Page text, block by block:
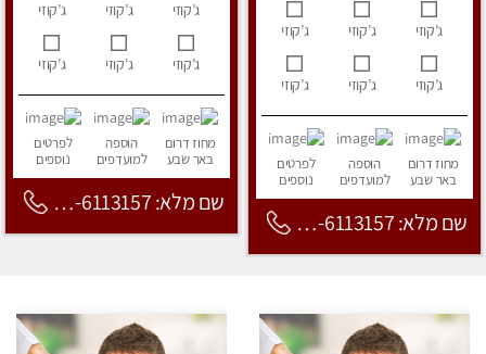
ג’קוזי ג’קוזי ג’קוזי
ג’קוזי ג’קוזי ג’קוזי
מחוז דרום
באר שבע
הוספה
למועדפים
לפרטים
נוספים
שם מלא: 053-6113157
ג’קוזי ג’קוזי ג’קוזי
ג’קוזי ג’קוזי ג’קוזי
מחוז דרום
באר שבע
הוספה
למועדפים
לפרטים
נוספים
שם מלא: 053-6113157